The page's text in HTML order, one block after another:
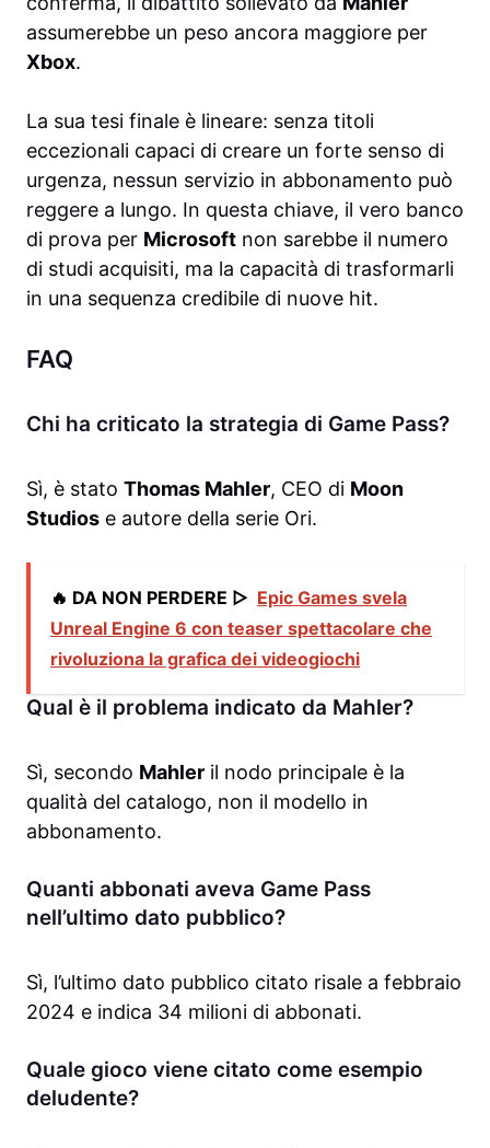
assumerebbe un peso ancora maggiore per
Xbox.
La sua tesi finale è lineare: senza titoli
eccezionali capaci di creare un forte senso di
urgenza, nessun servizio in abbonamento può
reggere a lungo. In questa chiave, il vero banco
di prova per Microsoft non sarebbe il numero
di studi acquisiti, ma la capacità di trasformarli
in una sequenza credibile di nuove hit.
FAQ
Chi ha criticato la strategia di Game Pass?
Sì, è stato Thomas Mahler, CEO di Moon
Studios e autore della serie Ori.
🔥 DA NON PERDERE ▷ Epic Games svela
Unreal Engine 6 con teaser spettacolare che
rivoluziona la grafica dei videogiochi
Qual è il problema indicato da Mahler?
Sì, secondo Mahler il nodo principale è la
qualità del catalogo, non il modello in
abbonamento.
Quanti abbonati aveva Game Pass
nell’ultimo dato pubblico?
Sì, l’ultimo dato pubblico citato risale a febbraio
2024 e indica 34 milioni di abbonati.
Quale gioco viene citato come esempio
deludente?